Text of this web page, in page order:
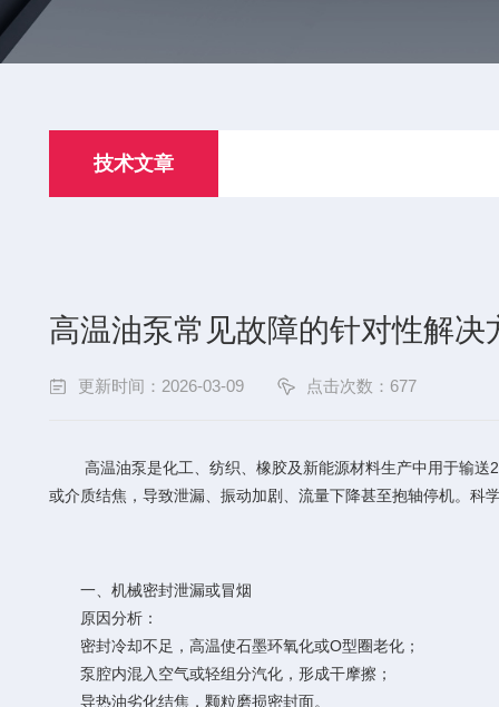
技术文章
高温油泵常见故障的针对性解决
更新时间：2026-03-09 点击次数：677
高温油泵是化工、纺织、橡胶及新能源材料生产中用于输送
或介质结焦，导致泄漏、振动加剧、流量下降甚至抱轴停机。科
一、机械密封泄漏或冒烟
原因分析：
密封冷却不足，高温使石墨环氧化或O型圈老化；
泵腔内混入空气或轻组分汽化，形成干摩擦；
导热油劣化结焦，颗粒磨损密封面。